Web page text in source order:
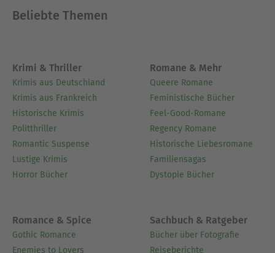
Beliebte Themen
Krimi & Thriller
Krimis aus Deutschland
Krimis aus Frankreich
Historische Krimis
Politthriller
Romantic Suspense
Lustige Krimis
Horror Bücher
Romane & Mehr
Queere Romane
Feministische Bücher
Feel-Good-Romane
Regency Romane
Historische Liebesromane
Familiensagas
Dystopie Bücher
Romance & Spice
Gothic Romance
Enemies to Lovers
Sachbuch & Ratgeber
Bücher über Fotografie
Reiseberichte